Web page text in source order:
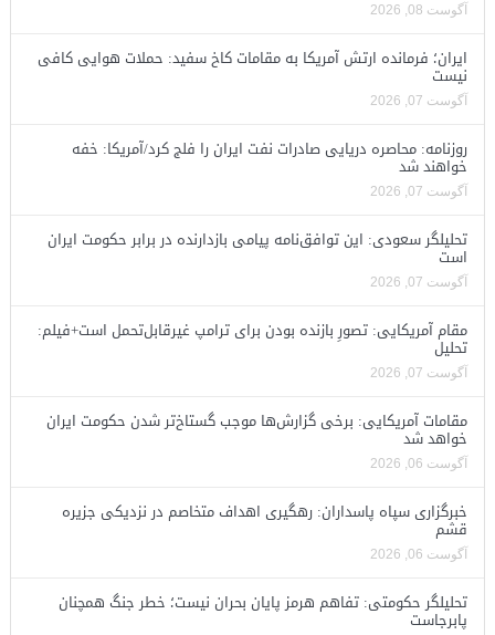
آگوست 08, 2026
ایران؛ فرمانده ارتش آمریکا به مقامات کاخ سفید: حملات هوایی کافی
نیست
آگوست 07, 2026
روزنامه: محاصره دریایی صادرات نفت ایران را فلج کرد/آمریکا: خفه
خواهند شد
آگوست 07, 2026
تحلیلگر سعودی: این توافق‌نامه پیامی بازدارنده در برابر حکومت ایران
است
آگوست 07, 2026
مقام آمریکایی: تصورِ بازنده بودن برای ترامپ غیرقابل‌تحمل است+فیلم:
تحلیل
آگوست 07, 2026
مقامات آمریکایی: برخی گزارش‌ها موجب گستاخ‌تر شدن حکومت ایران
خواهد شد
آگوست 06, 2026
خبرگزاری سپاه پاسداران: رهگیری اهداف متخاصم در نزدیکی جزیره
قشم
آگوست 06, 2026
تحلیلگر حکومتی: تفاهم هرمز پایان بحران نیست؛ خطر جنگ همچنان
پابرجاست